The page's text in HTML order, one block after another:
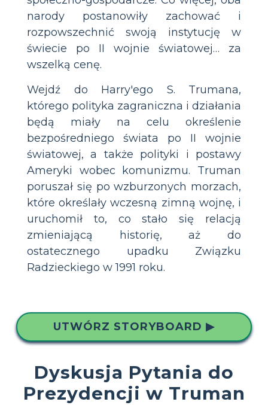
narody postanowiły zachować i
rozpowszechnić swoją instytucję w
świecie po II wojnie światowej… za
wszelką cenę.
Wejdź do Harry'ego S. Trumana,
którego polityka zagraniczna i działania
będą miały na celu określenie
bezpośredniego świata po II wojnie
światowej, a także polityki i postawy
Ameryki wobec komunizmu. Truman
poruszał się po wzburzonych morzach,
które określały wczesną zimną wojnę, i
uruchomił to, co stało się relacją
zmieniającą historię, aż do
ostatecznego upadku Związku
Radzieckiego w 1991 roku.
UTWÓRZ STORYBOARD ▶
Dyskusja Pytania do
Prezydencji w Truman